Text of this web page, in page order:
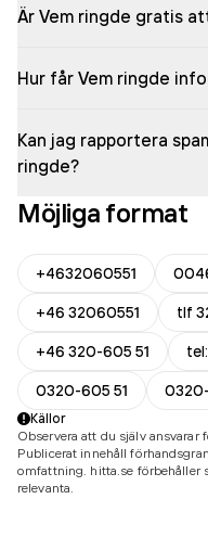
Är Vem ringde gratis
Hur får Vem ringde
Kan jag rapportera
ringde?
Möjliga format
+4632060551
+46 32060551
tlf
+46 320-605 51
0320-605 51
Källor
Observera att du själv ansvarar
Publicerat innehåll
omfattning. hitta.se förbehåller
relevanta.